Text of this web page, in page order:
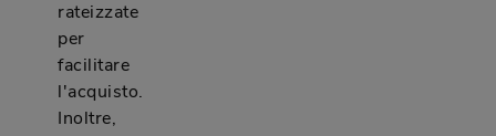
rateizzate
per
facilitare
l'acquisto.
Inoltre,